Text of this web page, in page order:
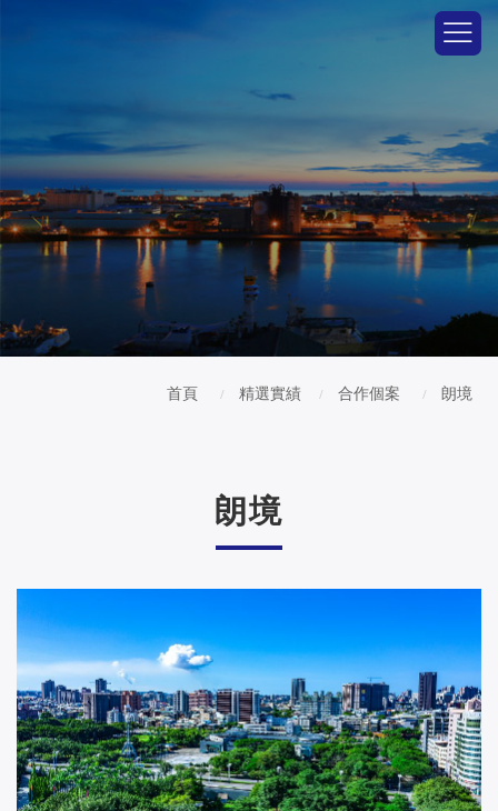
首頁 精選實績 合作個案 朗境
朗境